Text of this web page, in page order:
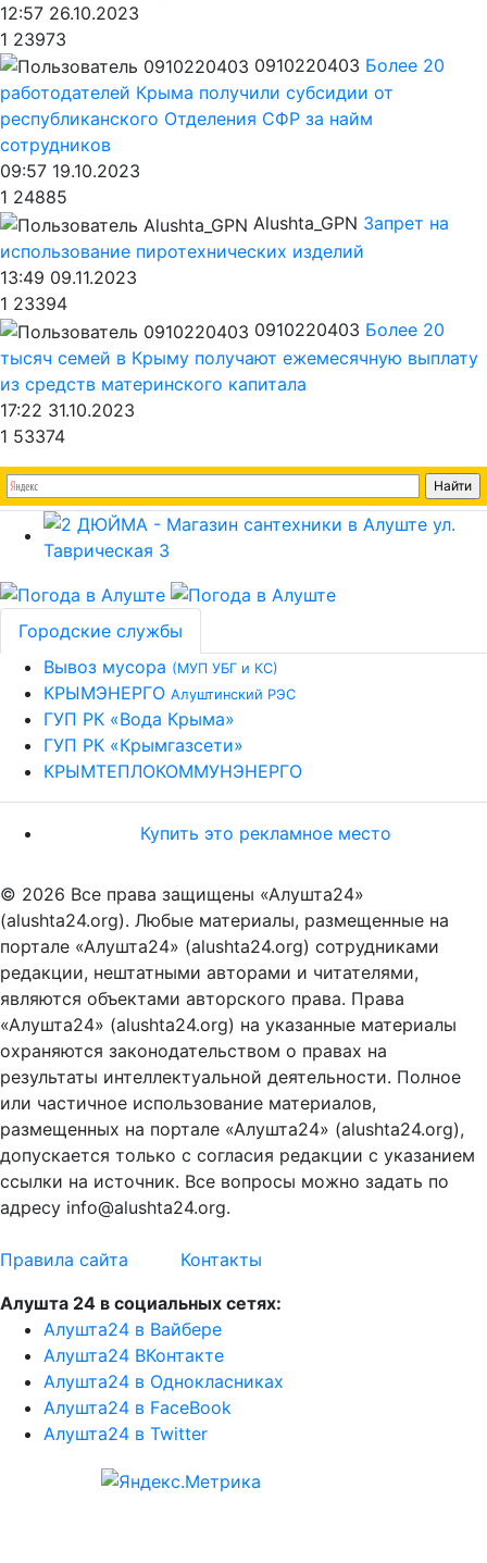
12:57 26.10.2023
1 23973
0910220403 Более 20
работодателей Крыма получили субсидии от
республиканского Отделения СФР за найм
сотрудников
09:57 19.10.2023
1 24885
Alushta_GPN Запрет на
использование пиротехнических изделий
13:49 09.11.2023
1 23394
0910220403 Более 20
тысяч семей в Крыму получают ежемесячную выплату
из средств материнского капитала
17:22 31.10.2023
1 53374
Городские службы
Вывоз мусора (МУП УБГ и КС)
КРЫМЭНЕРГО Алуштинский РЭС
ГУП РК «Вода Крыма»
ГУП РК «Крымгазсети»
КРЫМТЕПЛОКОММУНЭНЕРГО
Купить это рекламное место
© 2026 Все права защищены «Алушта24»
(alushta24.org). Любые материалы, размещенные на
портале «Алушта24» (alushta24.org) сотрудниками
редакции, нештатными авторами и читателями,
являются объектами авторского права. Права
«Алушта24» (alushta24.org) на указанные материалы
охраняются законодательством о правах на
результаты интеллектуальной деятельности. Полное
или частичное использование материалов,
размещенных на портале «Алушта24» (alushta24.org),
допускается только с согласия редакции с указанием
ссылки на источник. Все вопросы можно задать по
адресу info@alushta24.org.
Правила сайта
Контакты
Алушта 24 в социальных сетях:
Алушта24 в Вайбере
Алушта24 ВКонтакте
Алушта24 в Однокласниках
Алушта24 в FaceBook
Алушта24 в Twitter